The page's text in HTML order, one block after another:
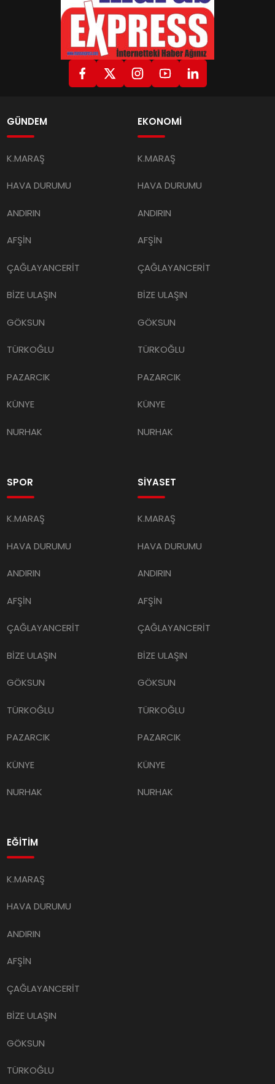
GÜNDEM
K.MARAŞ
HAVA DURUMU
ANDIRIN
AFŞİN
ÇAĞLAYANCERİT
BİZE ULAŞIN
GÖKSUN
TÜRKOĞLU
PAZARCIK
KÜNYE
NURHAK
EKONOMİ
K.MARAŞ
HAVA DURUMU
ANDIRIN
AFŞİN
ÇAĞLAYANCERİT
BİZE ULAŞIN
GÖKSUN
TÜRKOĞLU
PAZARCIK
KÜNYE
NURHAK
SPOR
K.MARAŞ
HAVA DURUMU
ANDIRIN
AFŞİN
ÇAĞLAYANCERİT
BİZE ULAŞIN
GÖKSUN
TÜRKOĞLU
PAZARCIK
KÜNYE
NURHAK
SİYASET
K.MARAŞ
HAVA DURUMU
ANDIRIN
AFŞİN
ÇAĞLAYANCERİT
BİZE ULAŞIN
GÖKSUN
TÜRKOĞLU
PAZARCIK
KÜNYE
NURHAK
EĞİTİM
K.MARAŞ
HAVA DURUMU
ANDIRIN
AFŞİN
ÇAĞLAYANCERİT
BİZE ULAŞIN
GÖKSUN
TÜRKOĞLU